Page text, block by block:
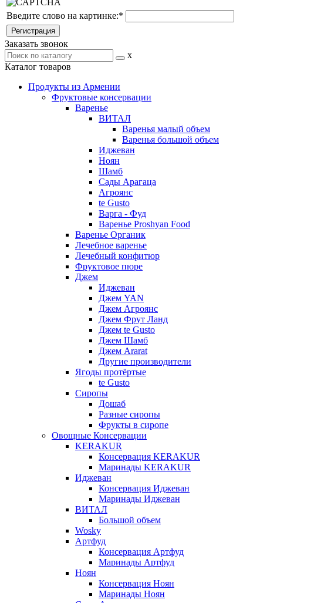
Введите слово на картинке:*
Заказать звонок
x
Каталог товаров
Продукты из Армении
Фруктовые консервации
Варенье
ВИТАЛ
Варенья малый объем
Варенья большой объем
Иджеван
Ноян
Шамб
Сады Арагаца
Агроянс
te Gusto
Варга - Фуд
Варенье Proshyan Food
Варенье Органик
Лечебное варенье
Лечебный конфитюр
Фруктовое пюре
Джем
Иджеван
Джем YAN
Джем Агроянс
Джем Фрут Ланд
Джем te Gusto
Джем Шамб
Джем Ararat
Другие производители
Ягоды протёртые
te Gusto
Сиропы
Дошаб
Разные сиропы
Фрукты в сиропе
Овощные Консервации
KERAKUR
Консервация KERAKUR
Маринады KERAKUR
Иджеван
Консервация Иджеван
Маринады Иджеван
ВИТАЛ
Большой объем
Wosky
Артфуд
Консервация Артфуд
Маринады Артфуд
Ноян
Консервация Ноян
Маринады Ноян